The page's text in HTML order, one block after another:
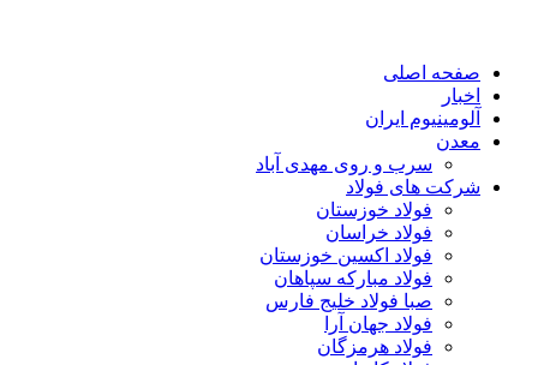
صفحه اصلی
اخبار
آلومینیوم ایران
معدن
سرب و روی مهدی آباد
شرکت های فولاد
فولاد خوزستان
فولاد خراسان
فولاد اکسین خوزستان
فولاد مبارکه سپاهان
صبا فولاد خلیج فارس
فولاد جهان آرا
فولاد هرمزگان